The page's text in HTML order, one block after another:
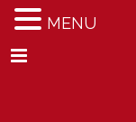
Menu
MENU